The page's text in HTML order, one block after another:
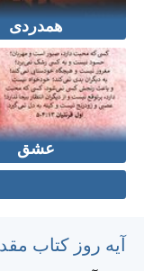
همدردی
عشق
آیه روز کتاب